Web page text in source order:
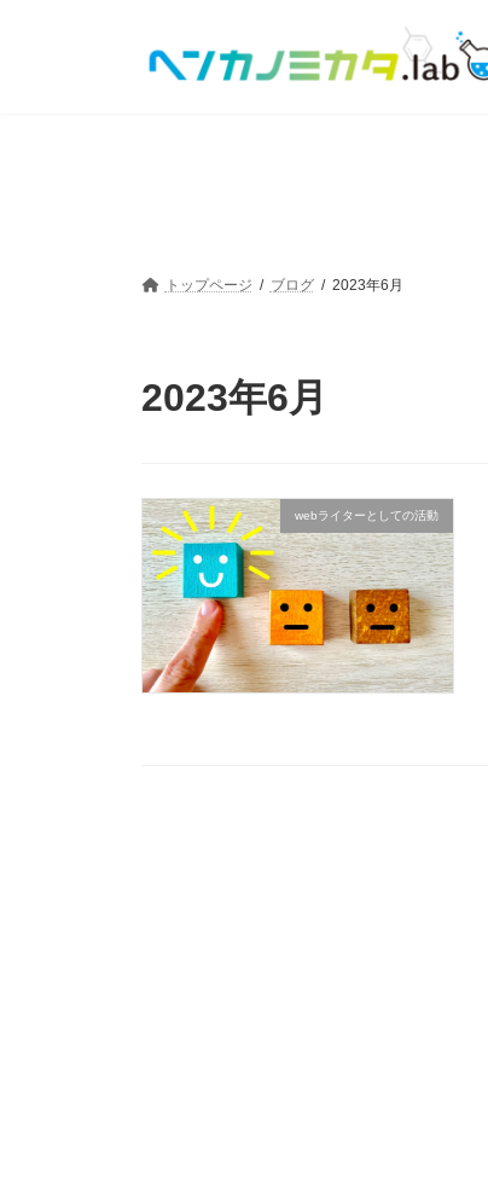
トップページ ブログ 2023年6月
2023年6月
webライターとしての活動